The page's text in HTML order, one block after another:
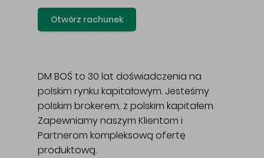
Otwórz rachunek
DM BOŚ to 30 lat doświadczenia na
polskim rynku kapitałowym. Jesteśmy
polskim brokerem, z polskim kapitałem.
Zapewniamy naszym Klientom i
Partnerom kompleksową ofertę
produktową.